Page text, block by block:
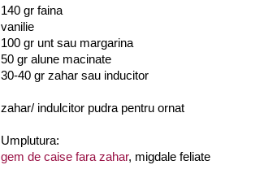
140 gr faina
vanilie
100 gr unt sau margarina
50 gr alune macinate
30-40 gr zahar sau inducitor
zahar/ indulcitor pudra pentru ornat
Umplutura:
gem de caise fara zahar, migdale feliate